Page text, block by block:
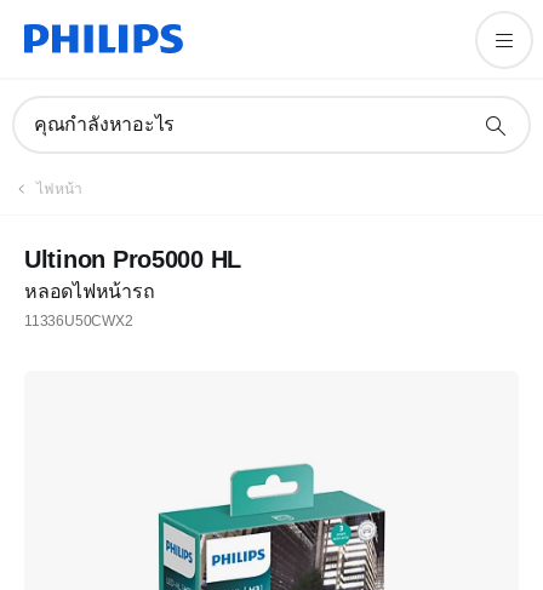
คุณกำลังหาอะไร
ไฟหน้า
Ultinon Pro5000 HL
หลอดไฟหน้ารถ
11336U50CWX2